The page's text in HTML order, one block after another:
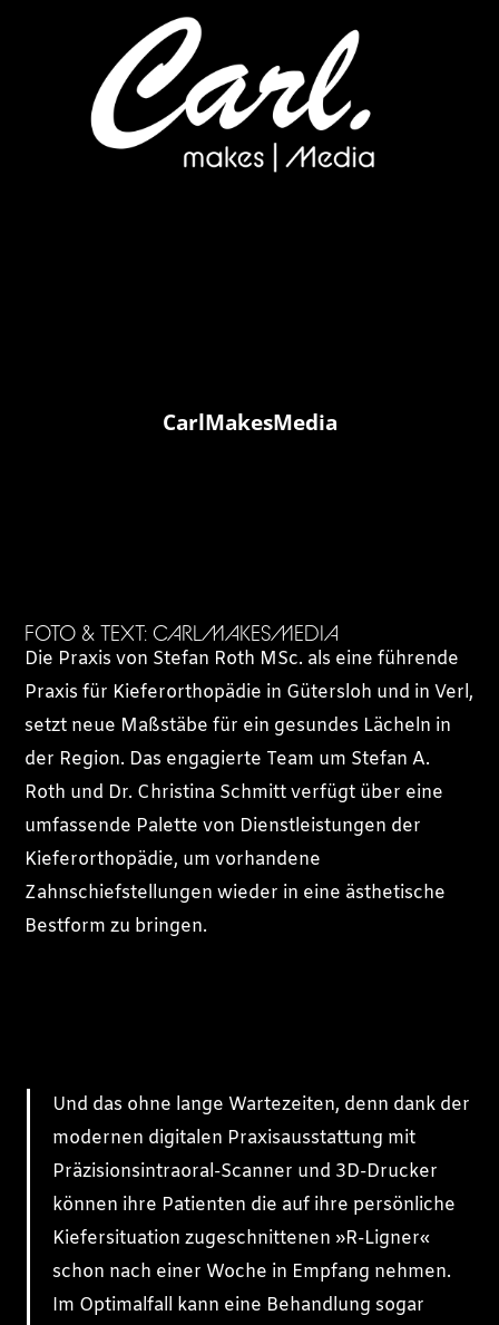
CarlMakesMedia
FOTO & TEXT: CARLMAKESMEDIA
Die Praxis von Stefan Roth MSc. als eine führende
Praxis für Kieferorthopädie in Gütersloh und in Verl,
setzt neue Maßstäbe für ein gesundes Lächeln in
der Region. Das engagierte Team um Stefan A.
Roth und Dr. Christina Schmitt verfügt über eine
umfassende Palette von Dienstleistungen der
Kieferorthopädie, um vorhandene
Zahnschiefstellungen wieder in eine ästhetische
Bestform zu bringen.
Und das ohne lange Wartezeiten, denn dank der
modernen digitalen Praxisausstattung mit
Präzisionsintraoral-Scanner und 3D-Drucker
können ihre Patienten die auf ihre persönliche
Kiefersituation zugeschnittenen »R-Ligner«
schon nach einer Woche in Empfang nehmen.
Im Optimalfall kann eine Behandlung sogar